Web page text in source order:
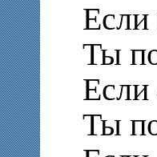
Если
Ты
Если
Ты